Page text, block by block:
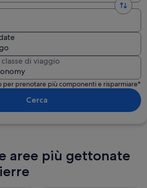
di viaggio
prenotare più componenti e risparmiare*
Cerca
aree più gettonate